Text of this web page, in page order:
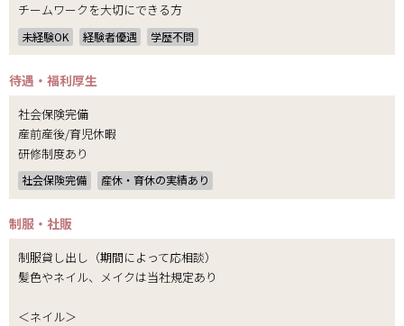
チームワークを大切にできる方
未経験OK 経験者優遇 学歴不問
待遇・福利厚生
社会保険完備
産前産後/育児休暇
研修制度あり
社会保険完備 産休・育休の実績あり
制服・社販
制服貸し出し（期間によって応相談）
髪色やネイル、メイクは当社規定あり
＜ネイル＞